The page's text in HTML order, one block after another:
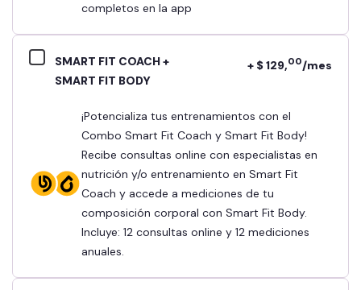
completos en la app
SMART FIT COACH +
SMART FIT BODY
+ $ 129,00/mes
¡Potencializa tus entrenamientos con el
Combo Smart Fit Coach y Smart Fit Body!
Recibe consultas online con especialistas en
nutrición y/o entrenamiento en Smart Fit
Coach y accede a mediciones de tu
composición corporal con Smart Fit Body.
Incluye: 12 consultas online y 12 mediciones
anuales.